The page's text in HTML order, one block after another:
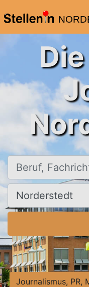
Beruf, Fachrichtung,
Ort, Stadt
Journalismus, PR,